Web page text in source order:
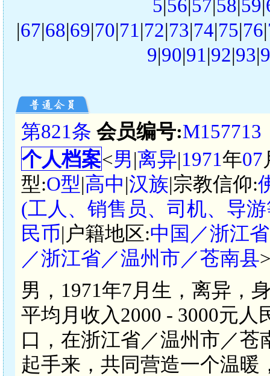
5|56|57|58|59|
|67|68|69|70|71|72|73|74|75|76|
9|90|91|92|93|
第821条 会员编号:M157713
个人档案<男|离异|1971年07
型:O型|高中|汉族|宗教信仰:
(工人、销售员、司机、导
民币|户籍地区:中国／浙江
／浙江省／温州市／苍南县
男，1971年7月生，离异，
平均月收入2000 - 3000元
口，在浙江省／温州市／
起手来，共同营造一个温暖